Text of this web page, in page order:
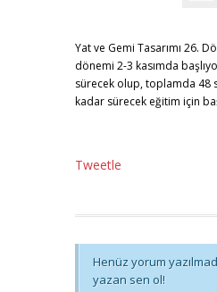
Yat ve Gemi Tasarımı 26.
dönemi 2-3 kasımda
sürecek olup, toplamda 48
kadar sürecek eğitim için
Tweetle
Henüz yorum
yazan sen ol!